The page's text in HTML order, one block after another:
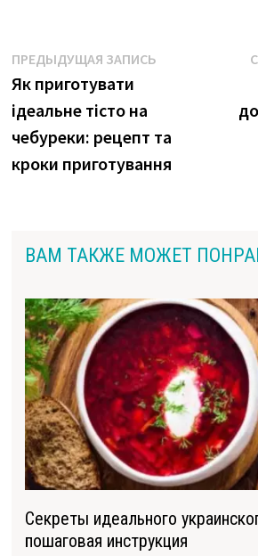
Навигация
по
записям
ПРЕДЫДУЩАЯ ЗАПИСЬПредыдущая
Як приготувати
ідеальне тісто на
чебуреки: рецепт та
кроки приготування
ВАМ ТАКЖЕ МОЖЕТ
Секреты идеального
пошаговая инструкция